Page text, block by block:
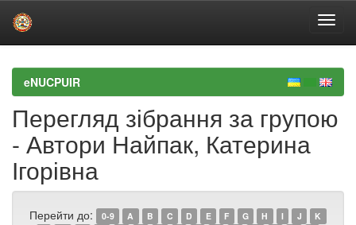
navigationeNUCPUIR
Перегляд зібрання за групою
- Автори Найпак, Катерина
Ігорівна
Перейти до: 0-9 A B C D E F G H I J
K